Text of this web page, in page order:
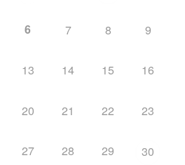
6 7 8 9
13 14 15 16
20 21 22 23
27 28 29 30